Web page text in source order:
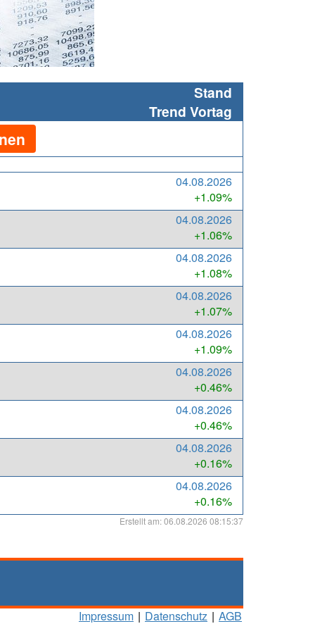
Stand
Trend Vortag
04.08.2026
+1.09%
04.08.2026
+1.06%
04.08.2026
+1.08%
04.08.2026
+1.07%
04.08.2026
+1.09%
04.08.2026
+0.46%
04.08.2026
+0.46%
04.08.2026
+0.16%
04.08.2026
+0.16%
Erstellt am: 06.08.2026 08:15:37
Impressum | Datenschutz | AGB